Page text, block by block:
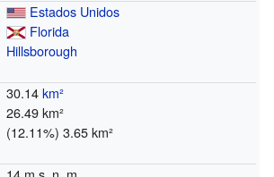
Estados Unidos
Florida
Hillsborough
30.14km²
26.49 km²
(12.11%) 3.65 km²